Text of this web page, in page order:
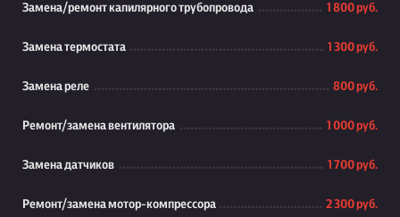
Замена/ремонт капилярного трубопровода 1 800 руб.
Замена термостата 1 300 руб.
Замена реле 800 руб.
Ремонт/замена вентилятора 1 000 руб.
Замена датчиков 1 700 руб.
Ремонт/замена мотор-компрессора 2 300 руб.